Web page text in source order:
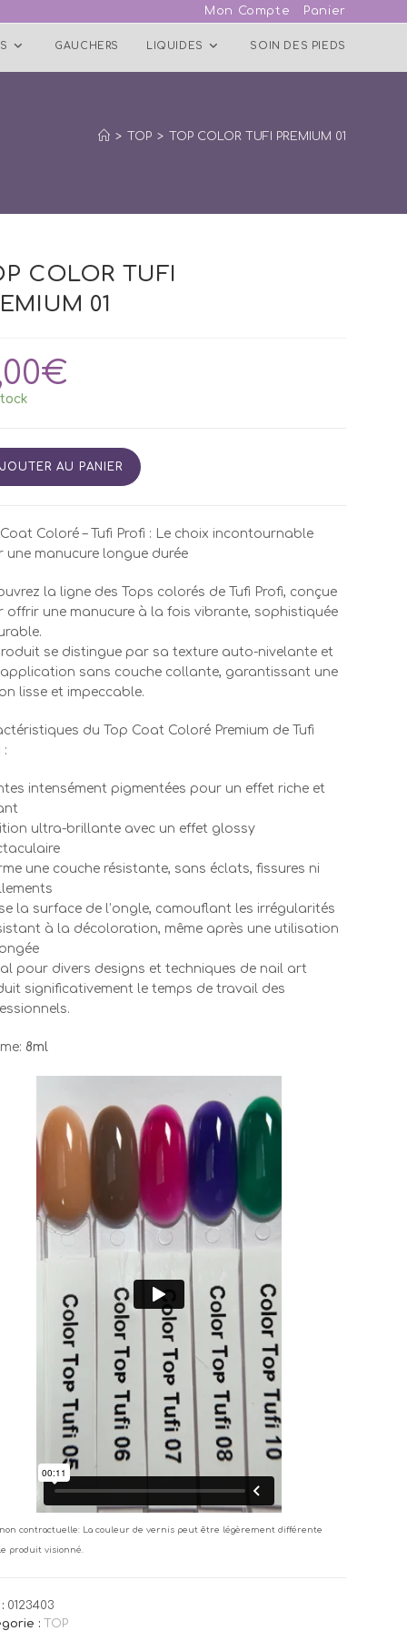
Mon Compte Panier
GAUCHERS LIQUIDES SOIN DES PIEDS
> TOP > TOP COLOR TUFI PREMIUM 01
COLOR TUFI
01
€
AU PANIER
Coat Coloré – Tufi Profi : Le choix incontournable
une manucure longue durée
la ligne des Tops colorés de Tufi Profi, conçue
offrir une manucure à la fois vibrante, sophistiquée
se distingue par sa texture auto-nivelante et
sans couche collante, garantissant une
lisse et impeccable.
du Top Coat Coloré Premium de Tufi
:
intensément pigmentées pour un effet riche et
ultra-brillante avec un effet glossy
une couche résistante, sans éclats, fissures ni
la surface de l’ongle, camouflant les irrégularités
à la décoloration, même après une utilisation
pour divers designs et techniques de nail art
significativement le temps de travail des
8ml
contractuelle: La couleur de vernis peut être légèrement différente
produit visionné.
0123403
:
TOP